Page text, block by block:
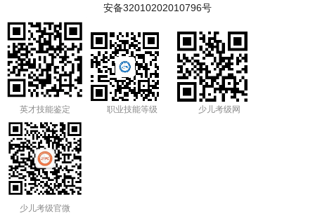
安备32010202010796号
英才技能鉴定 职业技能等级 少儿考级网
少儿考级官微